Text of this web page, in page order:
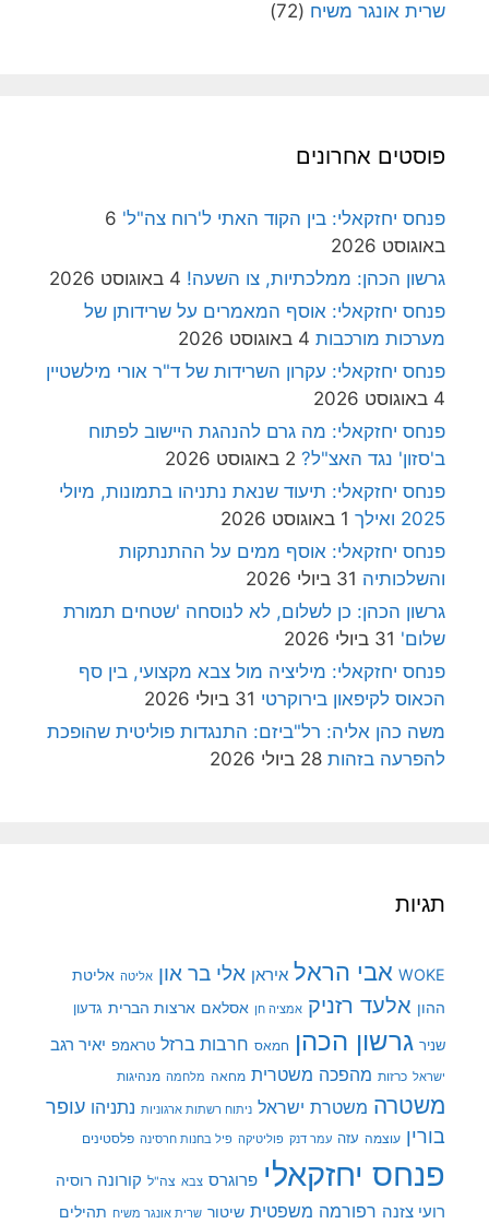
שרית אונגר משיח (72)
פוסטים אחרונים
פנחס יחזקאלי: בין הקוד האתי ל'רוח צה"ל' 6
באוגוסט 2026
גרשון הכהן: ממלכתיות, צו השעה! 4 באוגוסט 2026
פנחס יחזקאלי: אוסף המאמרים על שרידותן של
מערכות מורכבות 4 באוגוסט 2026
פנחס יחזקאלי: עקרון השרידות של ד"ר אורי מילשטיין
4 באוגוסט 2026
פנחס יחזקאלי: מה גרם להנהגת היישוב לפתוח
ב'סזון' נגד האצ"ל? 2 באוגוסט 2026
פנחס יחזקאלי: תיעוד שנאת נתניהו בתמונות, מיולי
2025 ואילך
1 באוגוסט 2026
פנחס יחזקאלי: אוסף ממים על ההתנתקות
והשלכותיה 31 ביולי 2026
גרשון הכהן: כן לשלום, לא לנוסחה 'שטחים תמורת
שלום' 31 ביולי 2026
פנחס יחזקאלי: מיליציה מול צבא מקצועי, בין סף
הכאוס לקיפאון בירוקרטי 31 ביולי 2026
משה כהן אליה: רל"ביזם: התנגדות פוליטית שהופכת
להפרעה בזהות 28 ביולי 2026
תגיות
WOKE אבי הראל איראן אלי בר און אליטה אליטת
ההון אלעד רזניק אמציה חן אסלאם ארצות הברית גדעון
שניר גרשון הכהן חמאס חרבות ברזל טראמפ יאיר רגב
ישראל כרזות מהפכה משטרית מחאה מלחמה מנהיגות
משטרה משטרת ישראל ניתוח רשתות ארגוניות נתניהו עופר
בורין עוצמה עזה עמר דנק פוליטיקה פיל בחנות חרסינה פלסטינים
פנחס יחזקאלי פרוגרס צבא צה"ל קורונה רוסיה
רועי צזנה רפורמה משפטית שיטור שרית אונגר משיח תהילים